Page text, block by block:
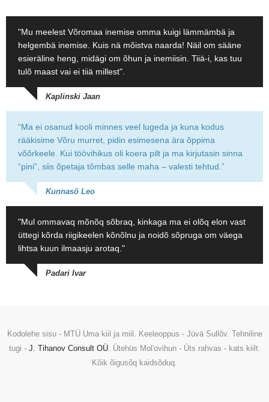
"Mu meelest Võromaa inemise omma kuigi lämmämbä ja
helgembä inemise. Kuis nä mõistva naarda! Näil om sääne
esieräline heng, midägi om õhun ja inemiisin. Tiiä-i, kas tuu
tulõ maast vai ei tiiä millest".
Kaplinski Jaan
“Ma ei osanud kooli minnes veel lugeda ja kuna kodus
rääkisime Võru murret, pidin esimesena ära õppima
võõrkeele. Kui töövihikus oli koera pilt ja ma kirjutasin sinna
“pini”, siis õpetaja tõmbas selle maha – valesti tehtud.”
Kunnasõ Leo
"Mul ommavaq mõnõq sõbraq, kinkaga ma ei olõq elon vast
üttegi kõrda riigikeelen kõnõlnu ja noidõ sõpruga om väega
lihtsa kuun ilmaasju arotaq."
Padari Ivar
Kodolehe sisu - MTÜ Uma kiil ja miil. Keeleoppus - Jüvä Sullõv. Tehniline
tugi - J. Tihanov Consult OÜ. Ütehüs Mol'ovihun - Üts rahvas - kats kiilt.
Kõik õigusõq kaidsõduq.